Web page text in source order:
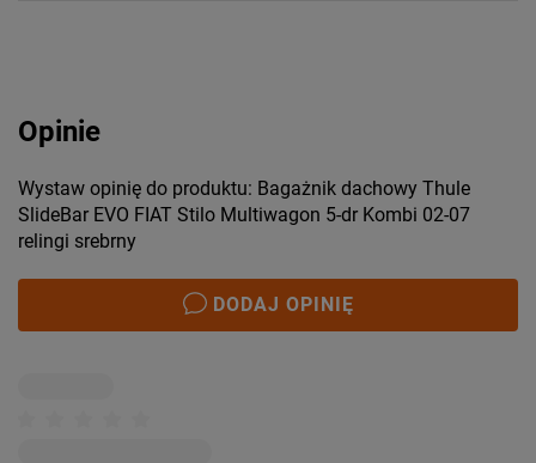
Opinie
Wystaw opinię do produktu: Bagażnik dachowy Thule
SlideBar EVO FIAT Stilo Multiwagon 5-dr Kombi 02-07
relingi srebrny
DODAJ OPINIĘ